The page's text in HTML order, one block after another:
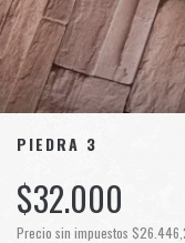
PIEDRA 3
$32.000
Precio sin impuestos